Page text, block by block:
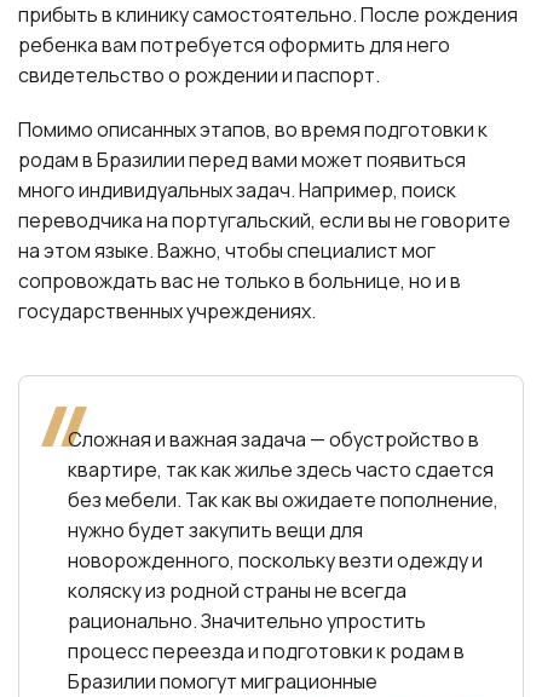
прибыть в клинику самостоятельно. После рождения
ребенка вам потребуется оформить для него
свидетельство о рождении и паспорт.
Помимо описанных этапов, во время подготовки к
родам в Бразилии перед вами может появиться
много индивидуальных задач. Например, поиск
переводчика на португальский, если вы не говорите
на этом языке. Важно, чтобы специалист мог
сопровождать вас не только в больнице, но и в
государственных учреждениях.
Сложная и важная задача — обустройство в
квартире, так как жилье здесь часто сдается
без мебели. Так как вы ожидаете пополнение,
нужно будет закупить вещи для
новорожденного, поскольку везти одежду и
коляску из родной страны не всегда
рационально. Значительно упростить
процесс переезда и подготовки к родам в
Бразилии помогут миграционные